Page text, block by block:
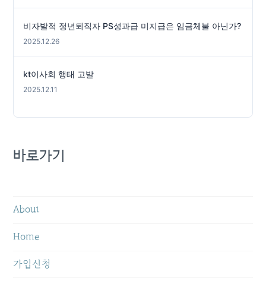
비자발적 정년퇴직자 PS성과급 미지급은 임금체불 아닌가?
2025.12.26
kt이사회 행태 고발
2025.12.11
바로가기
About
Home
가입신청